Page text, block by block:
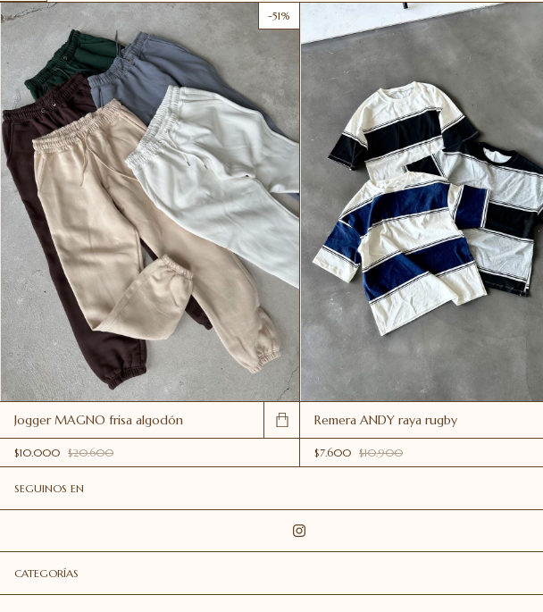
-51%
Jogger MAGNO frisa algodón
$10.000 $20.600
Remera ANDY raya rugby
$7.600 $10.900
SEGUINOS EN
CATEGORÍAS